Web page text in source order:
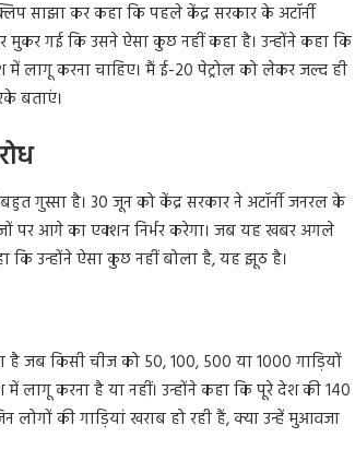
साझा कर कहा कि पहले केंद्र सरकार के अटॉर्नी
मुकर गई कि उसने ऐसा कुछ नहीं कहा है। उन्होंने कहा कि
में लागू करना चाहिए। मैं ई-20 पेट्रोल को लेकर जल्द ही
बताएं।
गुस्सा है। 30 जून को केंद्र सरकार ने अटॉर्नी जनरल के
पर आगे का एक्शन निर्भर करेगा। जब यह खबर अगले
कि उन्होंने ऐसा कुछ नहीं बोला है, यह झूठ है।
जब किसी चीज को 50, 100, 500 या 1000 गाड़ियों
करना है या नहीं। उन्होंने कहा कि पूरे देश की 140
लोगों की गाड़ियां खराब हो रही हैं, क्या उन्हें मुआवजा